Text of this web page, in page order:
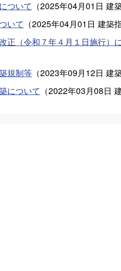
ついて （2025年04月01日 建
いて （2025年04月01日 建築
正（令和７年４月１日施行）
規制等 （2023年09月12日 建
について （2022年03月08日